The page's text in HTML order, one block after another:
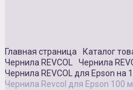
Главная страница Каталог
Чернила REVCOL
Чернила
Чернила REVCOL для Epson на
Чернила Revcol для Epson 100